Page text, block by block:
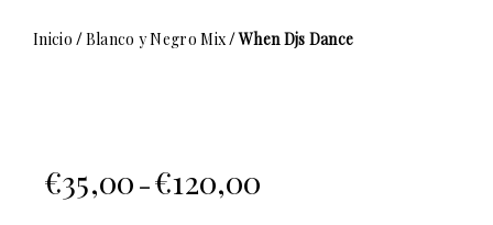
Inicio /Blanco y Negro Mix/ When Djs Dance
€35,00 – €120,00